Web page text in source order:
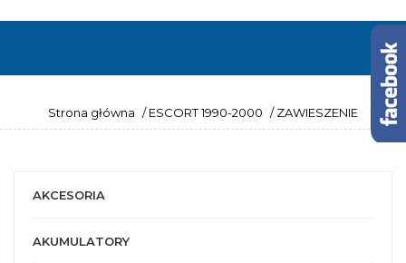
Strona główna / ESCORT 1990-2000 / ZAWIESZENIE
AKCESORIA
AKUMULATORY